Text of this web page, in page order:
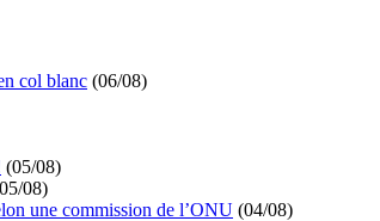
col blanc (06/08)
(05/08)
08)
une commission de l’ONU (04/08)